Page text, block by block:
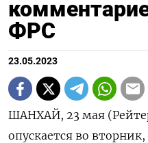
ФРС
23.05.2023
ШАНХАЙ, 23 мая
опускается во